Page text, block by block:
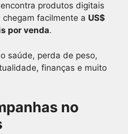
produtos digitais
facilmente a US$
por venda.
saúde, perda de peso,
finanças e muito
no